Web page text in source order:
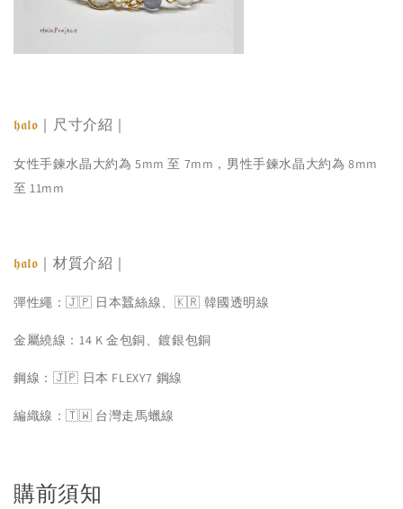
𝖍𝖆𝖑𝖔 ｜尺寸介紹｜
女性手鍊水晶大約為 5mm 至 7mm，男性手鍊水晶大約為 8mm
至 11mm
𝖍𝖆𝖑𝖔 ｜材質介紹｜
彈性繩：🇯🇵 日本蠶絲線、🇰🇷 韓國透明線
金屬繞線：14 K 金包銅、鍍銀包銅
鋼線：🇯🇵 日本 FLEXY7 鋼線
編織線：🇹🇼 台灣走馬蠟線
購前須知